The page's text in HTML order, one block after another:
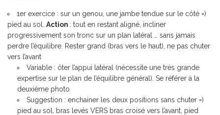
1er exercice : sur un genou, une jambe tendue sur le côté =)
pied au sol. Action : tout en restant aligné, incliner
progressivement son tronc sur un plan latéral … sans jamais
perdre l’équilibre. Rester grand (bras vers le haut), ne pas chuter
vers l’avant
Variable : ôter l’appui latéral (nécessite une très grande
expertise sur le plan de l’équilibre général). Se référer à la
deuxième photo
Suggestion : enchainer les deux positions sans chuter =)
pied au sol, bras levés VERS bras croisé vers l’avant, pied